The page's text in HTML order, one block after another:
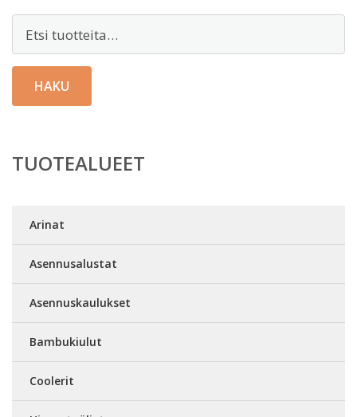
HAKU
TUOTEALUEET
Arinat
Asennusalustat
Asennuskaulukset
Bambukiulut
Coolerit